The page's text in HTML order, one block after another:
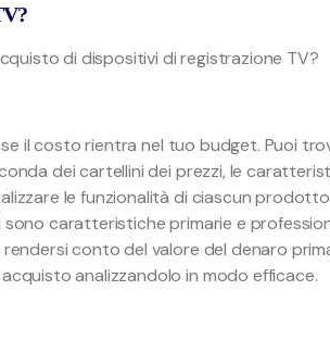
di dispositivi di registrazione TV?
il costo rientra nel tuo budget. Puoi
dei cartellini dei prezzi, le
le funzionalità di ciascun
sono caratteristiche primarie e
conto del valore del denaro
analizzandolo in modo efficace.